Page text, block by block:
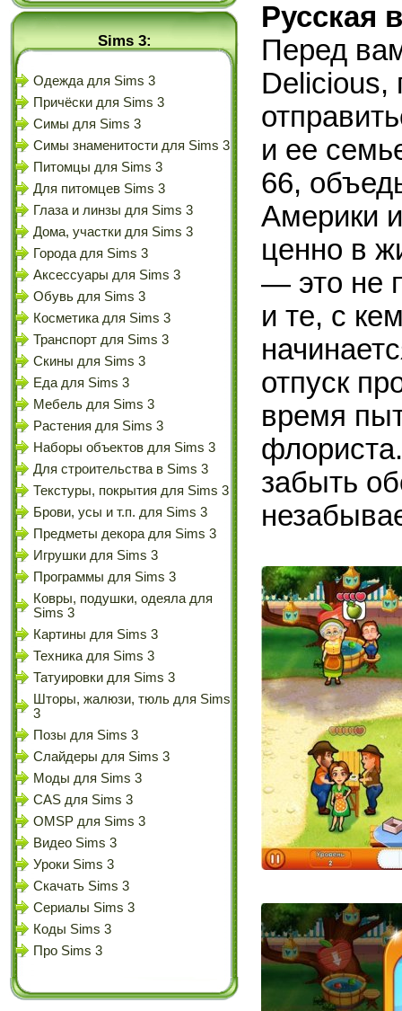
Sims 3:
Одежда для Sims 3
Причёски для Sims 3
Симы для Sims 3
Симы знаменитости для Sims 3
Питомцы для Sims 3
Для питомцев Sims 3
Глаза и линзы для Sims 3
Дома, участки для Sims 3
Города для Sims 3
Аксессуары для Sims 3
Обувь для Sims 3
Косметика для Sims 3
Транспорт для Sims 3
Скины для Sims 3
Еда для Sims 3
Мебель для Sims 3
Растения для Sims 3
Наборы объектов для Sims 3
Для строительства в Sims 3
Текстуры, покрытия для Sims 3
Брови, усы и т.п. для Sims 3
Предметы декора для Sims 3
Игрушки для Sims 3
Программы для Sims 3
Ковры, подушки, одеяла для
Sims 3
Картины для Sims 3
Техника для Sims 3
Татуировки для Sims 3
Шторы, жалюзи, тюль для Sims
3
Позы для Sims 3
Слайдеры для Sims 3
Моды для Sims 3
CAS для Sims 3
OMSP для Sims 3
Видео Sims 3
Уроки Sims 3
Скачать Sims 3
Сериалы Sims 3
Коды Sims 3
Про Sims 3
Русская
Перед
Delicious,
и ее
66,
Америки
ценно в
— это не
и те, с
отпуск
время
забыть